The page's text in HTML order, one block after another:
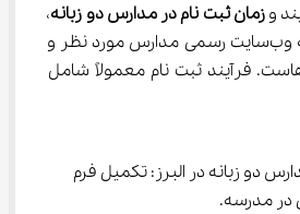
و زمان ثبت نام در مدارس دو زبانه،
بهترین راه مراجعه به وب‌سایت رسمی مدارس مورد نظر و
یا تماس تلفنی با آن‌هاست. فرآیند ثبت ‌نام معمولاً شامل
‌نام مدارس دو زبانه در البرز: تکمیل فرم
در مدرسه.